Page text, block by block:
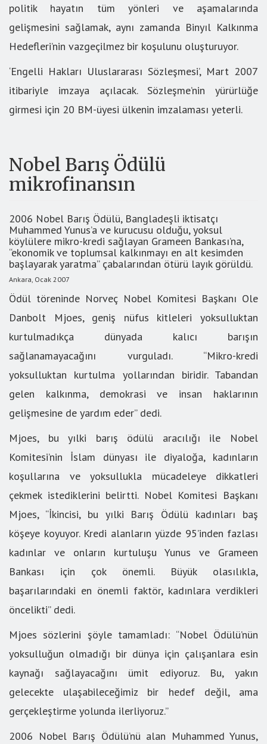
politik hayatın tüm yönleri ve aşamalarında
gelişmesini sağlamak, aynı zamanda Binyıl Kalkınma
Hedefleri’nin vazgeçilmez bir koşulunu oluşturuyor.
‘Engelli Hakları Uluslararası Sözleşmesi’, Mart 2007
itibariyle imzaya açılacak. Sözleşme’nin yürürlüğe
girmesi için 20 BM-üyesi ülkenin imzalaması yeterli.
Nobel Barış Ödülü
mikrofinansın
2006 Nobel Barış Ödülü, Bangladeşli iktisatçı
Muhammed Yunus’a ve kurucusu olduğu, yoksul
köylülere mikro-kredi sağlayan Grameen Bankası’na,
“ekonomik ve toplumsal kalkınmayı en alt kesimden
başlayarak yaratma” çabalarından ötürü layık görüldü.
Ankara, Ocak 2007
Ödül töreninde Norveç Nobel Komitesi Başkanı Ole
Danbolt Mjoes, geniş nüfus kitleleri yoksulluktan
kurtulmadıkça dünyada kalıcı barışın
sağlanamayacağını vurguladı. “Mikro-kredi
yoksulluktan kurtulma yollarından biridir. Tabandan
gelen kalkınma, demokrasi ve insan haklarının
gelişmesine de yardım eder” dedi.
Mjoes, bu yılki barış ödülü aracılığı ile Nobel
Komitesi’nin İslam dünyası ile diyaloğa, kadınların
koşullarına ve yoksullukla mücadeleye dikkatleri
çekmek istediklerini belirtti. Nobel Komitesi Başkanı
Mjoes, “İkincisi, bu yılki Barış Ödülü kadınları baş
köşeye koyuyor. Kredi alanların yüzde 95’inden fazlası
kadınlar ve onların kurtuluşu Yunus ve Grameen
Bankası için çok önemli. Büyük olasılıkla,
başarılarındaki en önemli faktör, kadınlara verdikleri
öncelikti” dedi.
Mjoes sözlerini şöyle tamamladı: “Nobel Ödülü’nün
yoksulluğun olmadığı bir dünya için çalışanlara esin
kaynağı sağlayacağını ümit ediyoruz. Bu, yakın
gelecekte ulaşabileceğimiz bir hedef değil, ama
gerçekleştirme yolunda ilerliyoruz.”
2006 Nobel Barış Ödülü’nü alan Muhammed Yunus,